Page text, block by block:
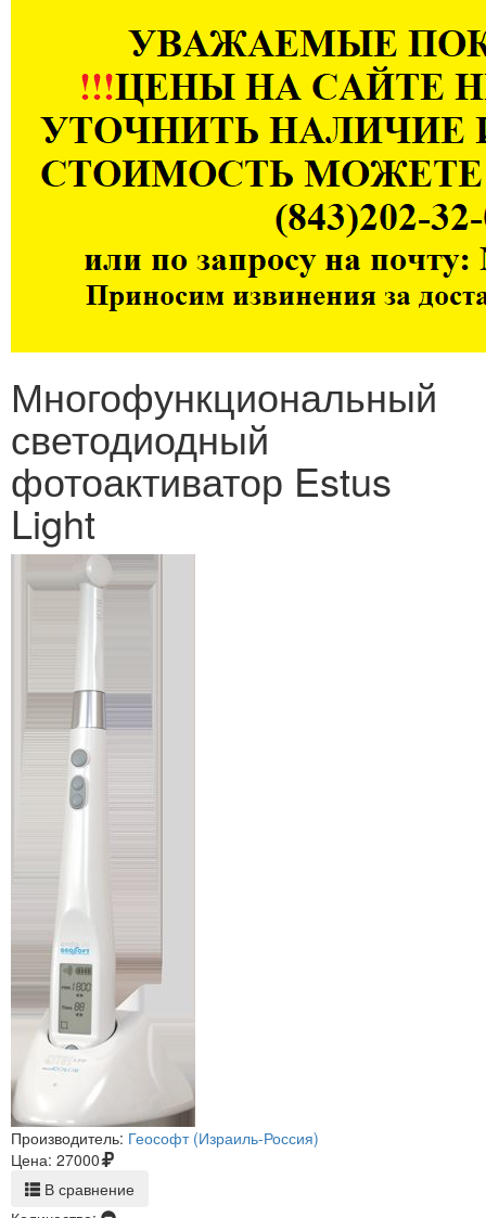
Многофункциональный
светодиодный
фотоактиватор Estus
Light
Производитель: Геософт (Израиль-Россия)
Цена: 27000
В сравнение